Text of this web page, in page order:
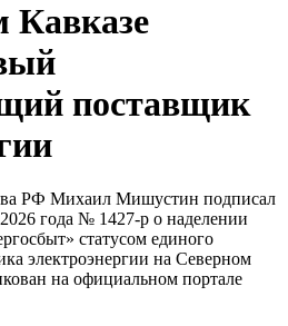
Кавказе
поставщик
РФ Михаил Мишустин подписал
года № 1427‑р о наделении
статусом единого
электроэнергии на Северном
на официальном портале